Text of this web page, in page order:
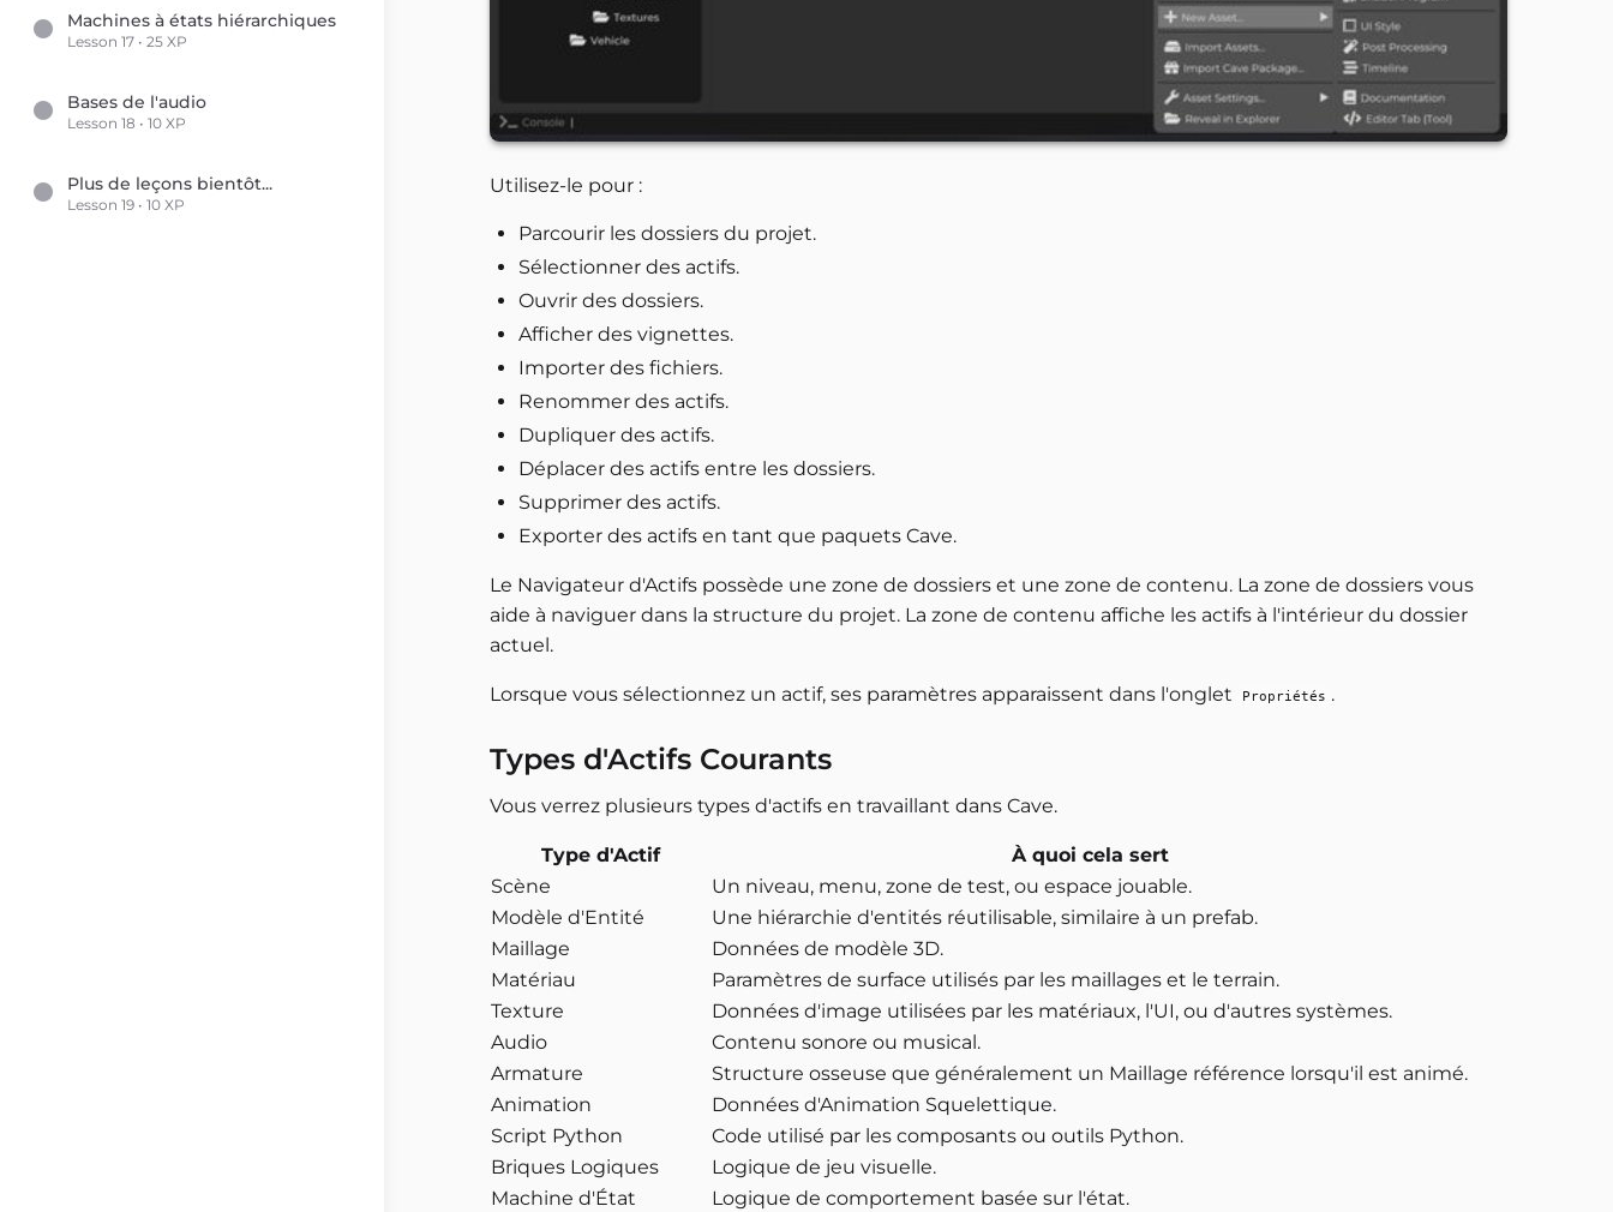
Machines à états hiérarchiques
Lesson 17 • 25 XP
Bases de l'audio
Lesson 18 • 10 XP
Plus de leçons bientôt...
Lesson 19 • 10 XP
Utilisez-le pour :
Parcourir les dossiers du projet.
Sélectionner des actifs.
Ouvrir des dossiers.
Afficher des vignettes.
Importer des fichiers.
Renommer des actifs.
Dupliquer des actifs.
Déplacer des actifs entre les dossiers.
Supprimer des actifs.
Exporter des actifs en tant que paquets Cave.
Le Navigateur d'Actifs possède une zone de dossiers et une zone de contenu. La zone de dossiers vous
aide à naviguer dans la structure du projet. La zone de contenu affiche les actifs à l'intérieur du dossier
actuel.
Lorsque vous sélectionnez un actif, ses paramètres apparaissent dans l'onglet Propriétés .
Types d'Actifs Courants
Vous verrez plusieurs types d'actifs en travaillant dans Cave.
Type d'Actif
À quoi cela sert
Scène
Un niveau, menu, zone de test, ou espace jouable.
Modèle d'Entité
Une hiérarchie d'entités réutilisable, similaire à un prefab.
Maillage
Données de modèle 3D.
Matériau
Paramètres de surface utilisés par les maillages et le terrain.
Texture
Données d'image utilisées par les matériaux, l'UI, ou d'autres systèmes.
Audio
Contenu sonore ou musical.
Armature
Structure osseuse que généralement un Maillage référence lorsqu'il est animé.
Animation
Données d'Animation Squelettique.
Script Python
Code utilisé par les composants ou outils Python.
Briques Logiques
Logique de jeu visuelle.
Machine d'État
Logique de comportement basée sur l'état.